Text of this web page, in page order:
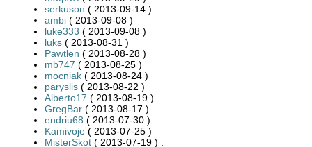
serkuson ( 2013-09-14 )
ambi ( 2013-09-08 )
luke333 ( 2013-09-08 )
luks ( 2013-08-31 )
Pawtlen ( 2013-08-28 )
mb747 ( 2013-08-25 )
mocniak ( 2013-08-24 )
paryslis ( 2013-08-22 )
Alberto17 ( 2013-08-19 )
GregBar ( 2013-08-17 )
endriu68 ( 2013-07-30 )
Kamivoje ( 2013-07-25 )
MisterSkot ( 2013-07-19 ) :